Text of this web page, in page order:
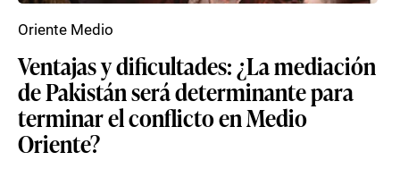
Ventajas y dificultades: ¿La mediación
de Pakistán será determinante para
terminar el conflicto en Medio
Oriente?
Oriente Medio